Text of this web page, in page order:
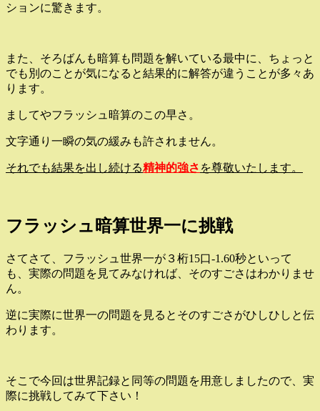
ションに驚きます。
また、そろばんも暗算も問題を解いている最中に、ちょっと
でも別のことが気になると結果的に解答が違うことが多々あ
ります。
ましてやフラッシュ暗算のこの早さ。
文字通り一瞬の気の緩みも許されません。
それでも結果を出し続ける精神的強さ を尊敬いたします。
フラッシュ暗算世界一に挑戦
さてさて、フラッシュ世界一が３桁15口-1.60秒といって
も、実際の問題を見てみなければ、そのすごさはわかりませ
ん。
逆に実際に世界一の問題を見るとそのすごさがひしひしと伝
わります。
そこで今回は世界記録と同等の問題を用意しましたので、実
際に挑戦してみて下さい！